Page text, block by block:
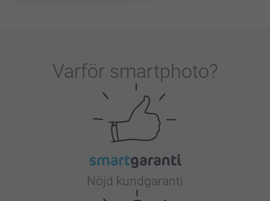
Varför smartphoto?
Nöjd kundgaranti